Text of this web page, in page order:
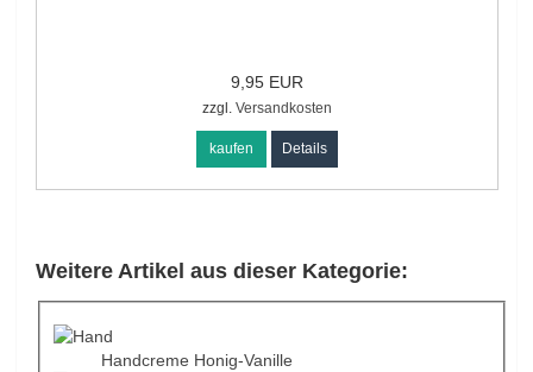
9,95 EUR
zzgl. Versandkosten
kaufen Details
Weitere Artikel aus dieser Kategorie:
Handcreme Honig-Vanille